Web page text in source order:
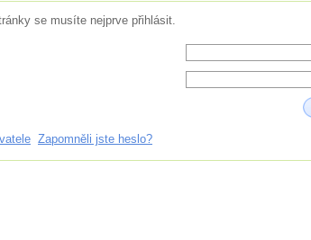
se musíte nejprve přihlásit.
Zapomněli jste heslo?